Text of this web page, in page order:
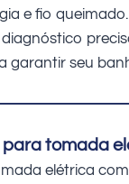
e fio queimado.
garantir seu
para tomada
elétrica